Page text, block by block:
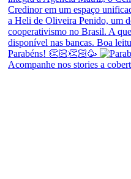
Parabéns! 👏🏻👏🏻🥳
Acompanhe nos stories a